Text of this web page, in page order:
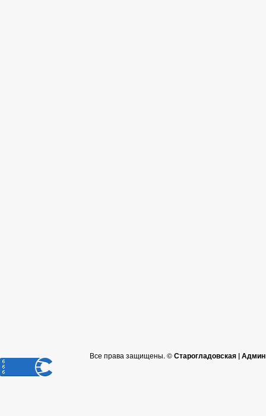
Все права защищены. ©Старогладовская |